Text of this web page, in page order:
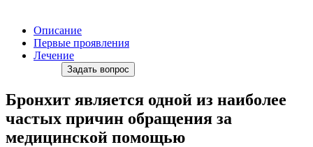
Описание
Первые проявления
Лечение
Задать вопрос
Бронхит является одной из наиболее
частых причин обращения за
медицинской помощью